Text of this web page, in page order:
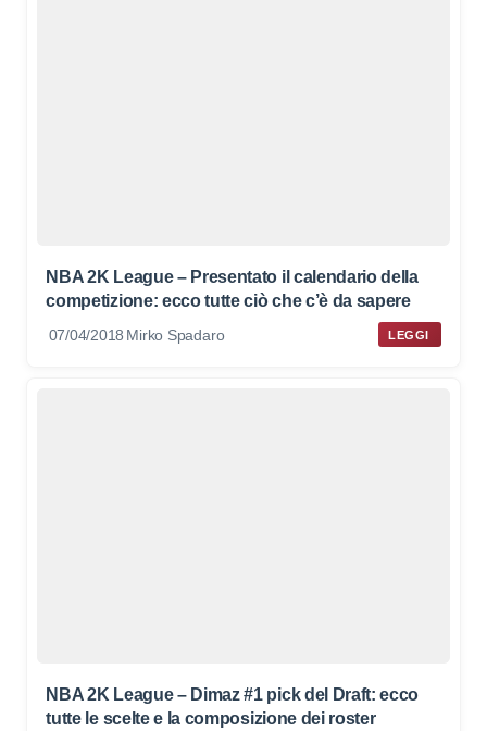
NBA 2K League – Presentato il calendario della
competizione: ecco tutte ciò che c’è da sapere
07/04/2018 Mirko Spadaro LEGGI
NBA 2K League – Dimaz #1 pick del Draft: ecco
tutte le scelte e la composizione dei roster